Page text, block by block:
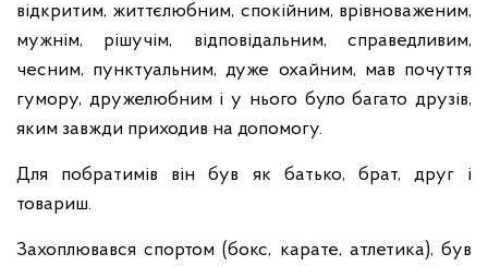
відкритим, життєлюбним, спокійним, врівноваженим,
мужнім, рішучім, відповідальним, справедливим,
чесним, пунктуальним, дуже охайним, мав почуття
гумору, дружелюбним і у нього було багато друзів,
яким завжди приходив на допомогу.
Для побратимів він був як батько, брат, друг і
товариш.
Захоплювався спортом (бокс, карате, атлетика), був